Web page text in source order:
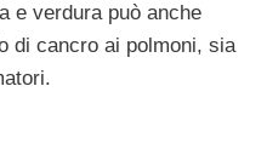
e verdura può anche
di cancro ai polmoni, sia